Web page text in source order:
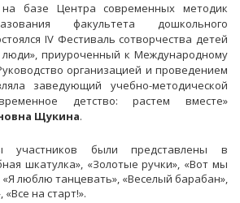
на базе Центра современных методик
факультета дошкольного
IV Фестиваль сотворчества детей
приуроченный к Международному
организацией и проведением
заведующий учебно-методической
детство: растем вместе»
Щукина.
участников были представлены в
шкатулка», «Золотые ручки», «Вот мы
«Я люблю танцевать», «Веселый барабан»,
на старт!».